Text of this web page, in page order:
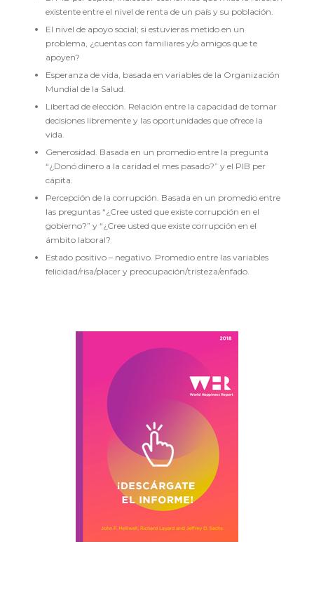
existente entre el nivel de renta de un país y su población.
El nivel de apoyo social; si estuvieras metido en un
problema, ¿cuentas con familiares y/o amigos que te
apoyen?
Esperanza de vida, basada en variables de la Organización
Mundial de la Salud.
Libertad de elección. Relación entre la capacidad de tomar
decisiones libremente y las oportunidades que ofrece la
vida.
Generosidad. Basada en un promedio entre la pregunta
“¿Donó dinero a la caridad el mes pasado?” y el PIB per
cápita.
Percepción de la corrupción. Basada en un promedio entre
las preguntas “¿Cree usted que existe corrupción en el
gobierno?” y “¿Cree usted que existe corrupción en el
ámbito laboral?
Estado positivo – negativo. Promedio entre las variables
felicidad/risa/placer y preocupación/tristeza/enfado.